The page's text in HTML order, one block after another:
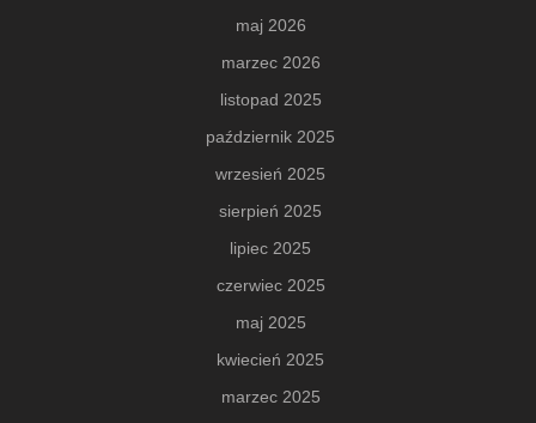
maj 2026
marzec 2026
listopad 2025
październik 2025
wrzesień 2025
sierpień 2025
lipiec 2025
czerwiec 2025
maj 2025
kwiecień 2025
marzec 2025